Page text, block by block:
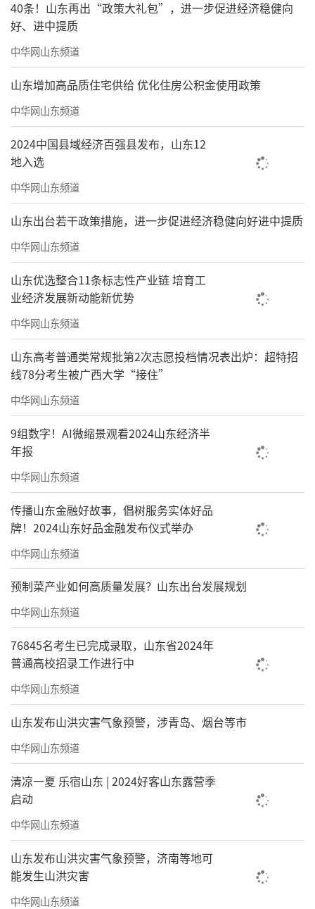
40条！山东再出“政策大礼包”，进一步促进经济稳健向
好、进中提质
中华网山东频道
山东增加高品质住宅供给 优化住房公积金使用政策
中华网山东频道
2024中国县域经济百强县发布，山东12
地入选
中华网山东频道
山东出台若干政策措施，进一步促进经济稳健向好进中提质
中华网山东频道
山东优选整合11条标志性产业链 培育工
业经济发展新动能新优势
中华网山东频道
山东高考普通类常规批第2次志愿投档情况表出炉：超特招
线78分考生被广西大学“接住”
中华网山东频道
9组数字！AI微缩景观看2024山东经济半
年报
中华网山东频道
传播山东金融好故事，倡树服务实体好品
牌！2024山东好品金融发布仪式举办
中华网山东频道
预制菜产业如何高质量发展？山东出台发展规划
中华网山东频道
76845名考生已完成录取，山东省2024年
普通高校招录工作进行中
中华网山东频道
山东发布山洪灾害气象预警，涉青岛、烟台等市
中华网山东频道
清凉一夏 乐宿山东 | 2024好客山东露营季
启动
中华网山东频道
山东发布山洪灾害气象预警，济南等地可
能发生山洪灾害
中华网山东频道